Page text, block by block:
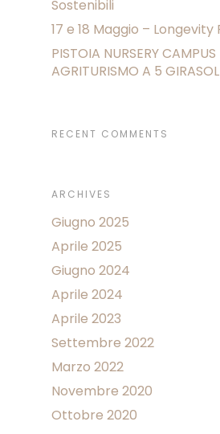
Sostenibili
17 e 18 Maggio – Longevity
PISTOIA NURSERY CAMPUS
AGRITURISMO A 5
RECENT COMMENTS
ARCHIVES
Giugno 2025
Aprile 2025
Giugno 2024
Aprile 2024
Aprile 2023
Settembre 2022
Marzo 2022
Novembre 2020
Ottobre 2020